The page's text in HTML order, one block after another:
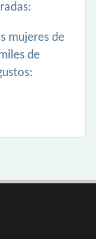
mujeres de
de